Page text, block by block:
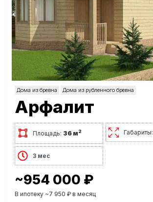
Дома из бревна Дома из рубленного бревна
Арфалит
Площадь: 36 м2 Габариты:
3 мес
~954 000 ₽
В ипотеку ~7 950 ₽ в месяц